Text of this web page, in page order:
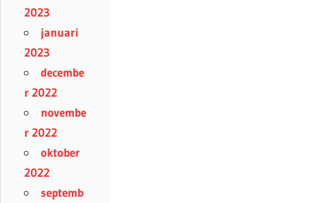
2023
januari
2023
decembe
r 2022
novembe
r 2022
oktober
2022
septemb